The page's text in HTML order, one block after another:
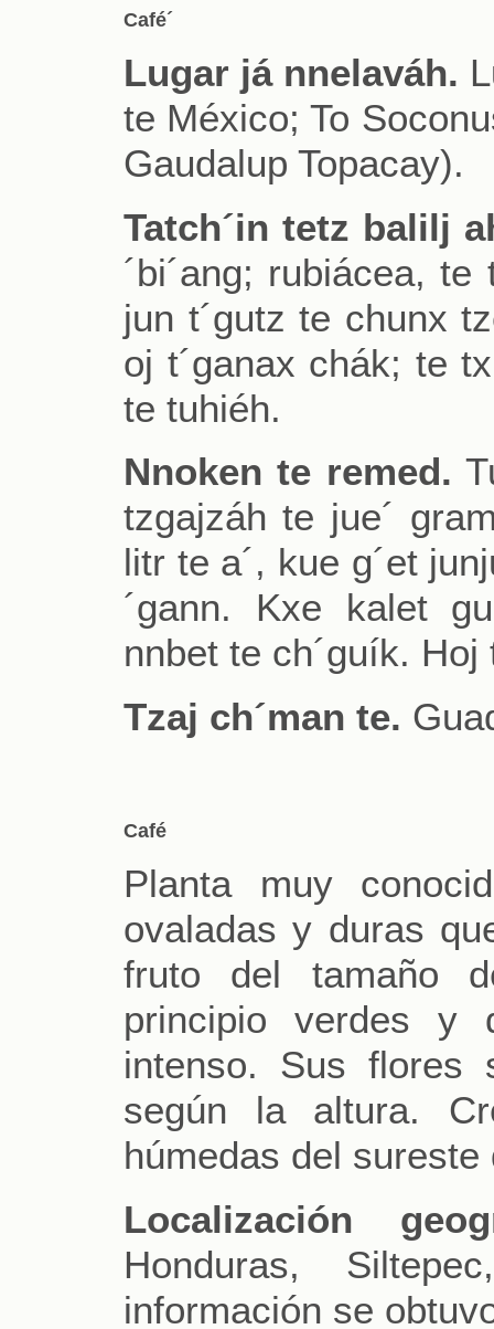
Café´
Lugar já nnelaváh.
te México; To
Gaudalup Topacay).
Tatch´in tetz balilj
´bi´ang; rubiácea,
jun t´gutz te chunx
oj t´ganax chák; te
te tuhiéh.
Nnoken te remed.
tzgajzáh te jue´
litr te a´, kue g´et
´gann. Kxe kalet
nnbet te ch´guík.
Tzaj ch´man te.
Café
Planta muy
ovaladas y duras
fruto del tamaño
principio verdes y
intenso. Sus flores
según la altura.
húmedas del sureste
Localización
Honduras,
información se